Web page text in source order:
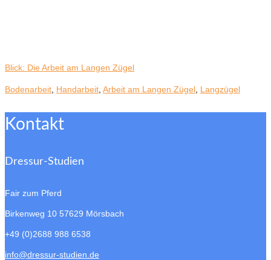
Blick: Die Arbeit am Langen Zügel
Bodenarbeit Handarbeit Arbeit am Langen Zügel Langzügel
Kontakt
Dressur-Studien
Fair zum Pferd
Birkenweg 10 57629 Mörsbach
+49 (0)2688 988 6538
info@dressur-studien.de